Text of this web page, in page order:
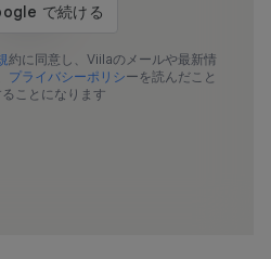
約に同意し、Viilaのメールや最新情
プライバシーポリシーを読んだこと
ことになります